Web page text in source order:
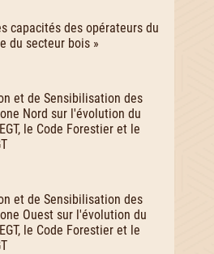
capacités des opérateurs du
du secteur bois »
et de Sensibilisation des
Nord sur l'évolution du
le Code Forestier et le
et de Sensibilisation des
Ouest sur l'évolution du
le Code Forestier et le